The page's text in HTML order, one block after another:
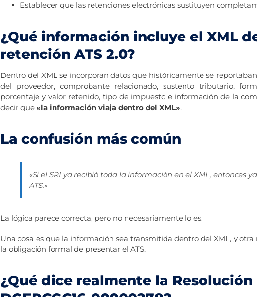
Establecer que las retenciones electrónicas sustituyen
¿Qué información incluye el XML
retención ATS 2.0?
Dentro del XML se incorporan datos que históricamente se
del proveedor, comprobante relacionado, sustento tributario,
porcentaje y valor retenido, tipo de impuesto e información de la
decir que«la información viaja dentro del XML».
La confusión más común
«Si el SRI ya recibió toda la información en el XML, entonces
ATS.»
La lógica parece correcta, pero no necesariamente lo es.
Una cosa es que la información sea transmitida dentro del XML, y
la obligación formal de presentar el ATS.
¿Qué dice realmente la Resolución